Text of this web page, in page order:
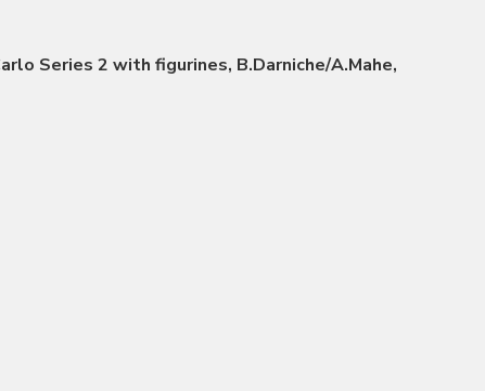
Series 2 with figurines, B.Darniche/A.Mahe,